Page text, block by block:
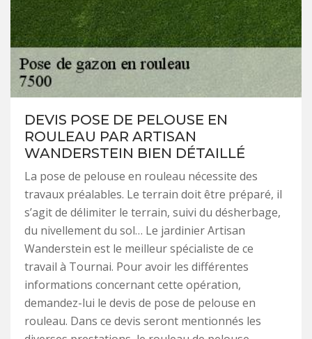
DEVIS POSE DE PELOUSE EN
ROULEAU PAR ARTISAN
WANDERSTEIN BIEN DÉTAILLÉ
La pose de pelouse en rouleau nécessite des
travaux préalables. Le terrain doit être préparé, il
s’agit de délimiter le terrain, suivi du désherbage,
du nivellement du sol… Le jardinier Artisan
Wanderstein est le meilleur spécialiste de ce
travail à Tournai. Pour avoir les différentes
informations concernant cette opération,
demandez-lui le devis de pose de pelouse en
rouleau. Dans ce devis seront mentionnés les